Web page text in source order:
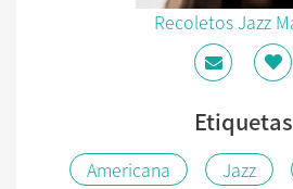
Recoletos Jazz
Etiquetas
Americana Jazz